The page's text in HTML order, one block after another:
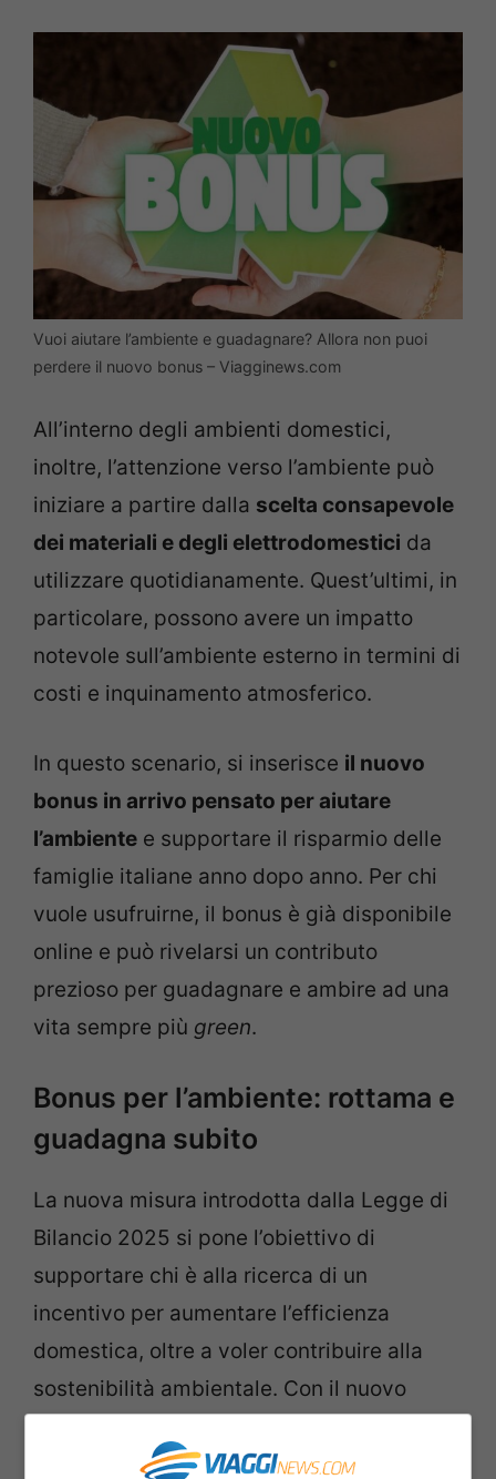
Vuoi aiutare l’ambiente e guadagnare? Allora non puoi
perdere il nuovo bonus – Viagginews.com
All’interno degli ambienti domestici,
inoltre, l’attenzione verso l’ambiente può
iniziare a partire dalla scelta consapevole
dei materiali e degli elettrodomestici da
utilizzare quotidianamente. Quest’ultimi, in
particolare, possono avere un impatto
notevole sull’ambiente esterno in termini di
costi e inquinamento atmosferico.
In questo scenario, si inserisce il nuovo
bonus in arrivo pensato per aiutare
l’ambiente e supportare il risparmio delle
famiglie italiane anno dopo anno. Per chi
vuole usufruirne, il bonus è già disponibile
online e può rivelarsi un contributo
prezioso per guadagnare e ambire ad una
vita sempre più green.
Bonus per l’ambiente: rottama e
guadagna subito
La nuova misura introdotta dalla Legge di
Bilancio 2025 si pone l’obiettivo di
supportare chi è alla ricerca di un
incentivo per aumentare l’efficienza
domestica, oltre a voler contribuire alla
sostenibilità ambientale. Con il nuovo
ottenere un rimborso fino a 200 euro